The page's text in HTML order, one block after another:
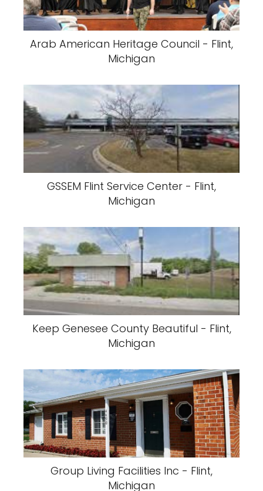
Arab American Heritage Council - Flint,
Michigan
GSSEM Flint Service Center - Flint,
Michigan
Keep Genesee County Beautiful - Flint,
Michigan
Group Living Facilities Inc - Flint,
Michigan